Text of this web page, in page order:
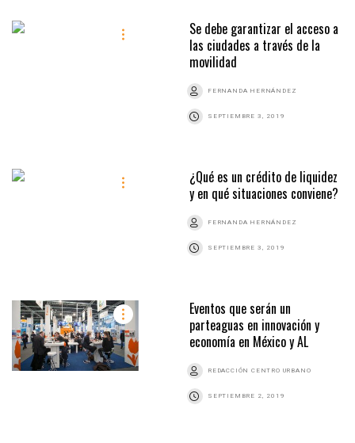
Se debe garantizar el acceso a
las ciudades a través de la
movilidad
FERNANDA HERNÁNDEZ
SEPTIEMBRE 3, 2019
¿Qué es un crédito de liquidez
y en qué situaciones conviene?
FERNANDA HERNÁNDEZ
SEPTIEMBRE 3, 2019
Eventos que serán un
parteaguas en innovación y
economía en México y AL
REDACCIÓN CENTRO URBANO
SEPTIEMBRE 2, 2019